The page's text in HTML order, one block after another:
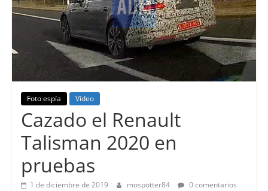
Foto espía Vídeo
Cazado el Renault
Talisman 2020 en
pruebas
1 de diciembre de 2019 mospotter84
0 comentarios